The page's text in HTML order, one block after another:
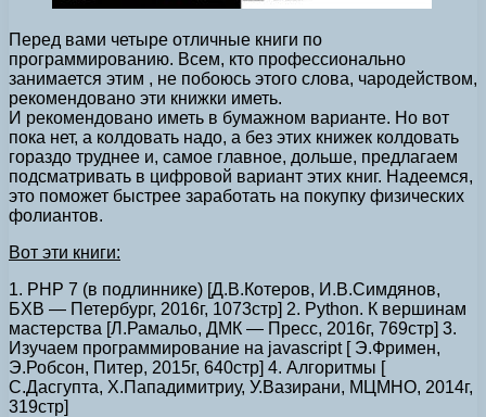
Перед вами четыре отличные книги по
программированию. Всем, кто профессионально
занимается этим , не побоюсь этого слова, чародейством,
рекомендовано эти книжки иметь.
И рекомендовано иметь в бумажном варианте. Но вот
пока нет, а колдовать надо, а без этих книжек колдовать
гораздо труднее и, самое главное, дольше, предлагаем
подсматривать в цифровой вариант этих книг. Надеемся,
это поможет быстрее заработать на покупку физических
фолиантов.
Вот эти книги:
1. PHP 7 (в подлиннике) [Д.В.Котеров, И.В.Симдянов,
БХВ — Петербург, 2016г, 1073стр] 2. Python. К вершинам
мастерства [Л.Рамальо, ДМК — Пресс, 2016г, 769стр] 3.
Изучаем программирование на javascript [ Э.Фримен,
Э.Робсон, Питер, 2015г, 640стр] 4. Алгоритмы [
С.Дасгупта, Х.Пападимитриу, У.Вазирани, МЦМНО, 2014г,
319стр]